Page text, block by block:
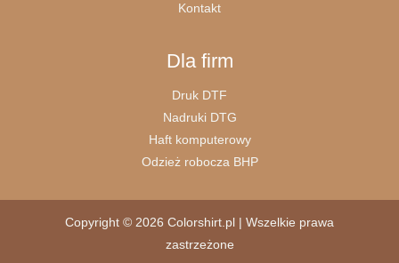
Kontakt
Dla firm
Druk DTF
Nadruki DTG
Haft komputerowy
Odzież robocza BHP
Copyright © 2026 Colorshirt.pl | Wszelkie prawa
zastrzeżone